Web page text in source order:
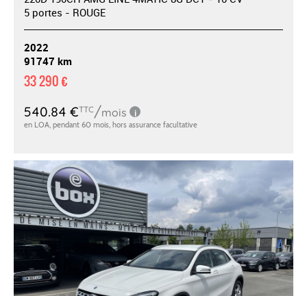
5 portes - ROUGE
2022
91747 km
33 290 €